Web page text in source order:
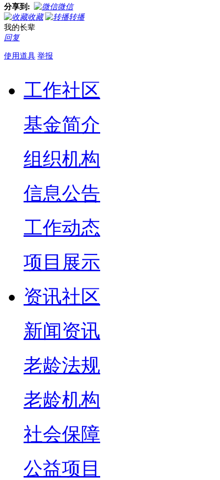
分享到:
微信
收藏
转播
我的长辈
回复
使用道具 举报
工作社区
基金简介
组织机构
信息公告
工作动态
项目展示
资讯社区
新闻资讯
老龄法规
老龄机构
社会保障
公益项目